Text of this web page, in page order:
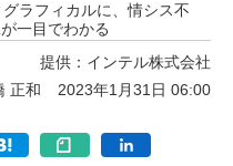
ラフィカルに、情シス不
一目でわかる
提供： インテル株式会社
正和
2023年1月31日 06:00